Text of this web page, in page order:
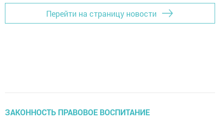
Перейти на страницу новости
ЗАКОННОСТЬ ПРАВОВОЕ ВОСПИТАНИЕ